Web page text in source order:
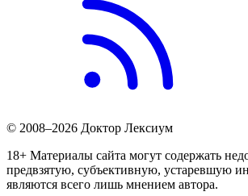
© 2008–2026 Доктор Лексиум
18+ Материалы сайта могут содержать
предвзятую, субъективную, устаревшую
являются всего лишь мнением автора.